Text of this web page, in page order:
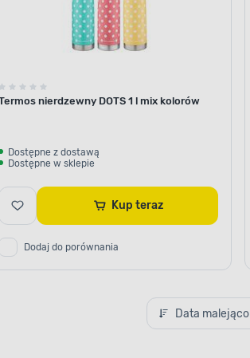
Termos nierdzewny DOTS 1 l mix kolorów
Dostępne z dostawą
Dostępne w sklepie
Kup teraz
Dodaj do porównania
Data malejąco